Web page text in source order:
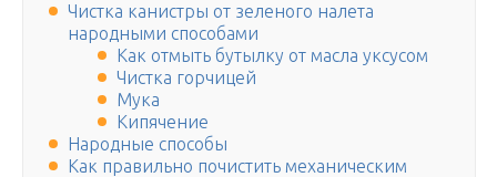
Чистка канистры от зеленого налета
народными способами
Как отмыть бутылку от масла уксусом
Чистка горчицей
Мука
Кипячение
Народные способы
Как правильно почистить механическим